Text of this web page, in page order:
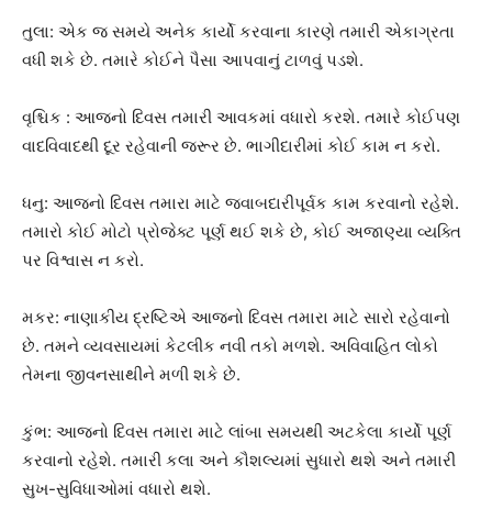
તુલા: એક જ સમયે અનેક કાર્યો કરવાના કારણે તમારી એકાગ્રતા
વધી શકે છે. તમારે કોઈને પૈસા આપવાનું ટાળવું પડશે.
વૃશ્ચિક : આજનો દિવસ તમારી આવકમાં વધારો કરશે. તમારે કોઈપણ
વાદવિવાદથી દૂર રહેવાની જરૂર છે. ભાગીદારીમાં કોઈ કામ ન કરો.
ધનુ: આજનો દિવસ તમારા માટે જવાબદારીપૂર્વક કામ કરવાનો રહેશે.
તમારો કોઈ મોટો પ્રોજેક્ટ પૂર્ણ થઈ શકે છે, કોઈ અજાણ્યા વ્યક્તિ
પર વિશ્વાસ ન કરો.
મકર: નાણાકીય દ્રષ્ટિએ આજનો દિવસ તમારા માટે સારો રહેવાનો
છે. તમને વ્યવસાયમાં કેટલીક નવી તકો મળશે. અવિવાહિત લોકો
તેમના જીવનસાથીને મળી શકે છે.
કુંભ: આજનો દિવસ તમારા માટે લાંબા સમયથી અટકેલા કાર્યો પૂર્ણ
કરવાનો રહેશે. તમારી કલા અને કૌશલ્યમાં સુધારો થશે અને તમારી
સુખ-સુવિધાઓમાં વધારો થશે.